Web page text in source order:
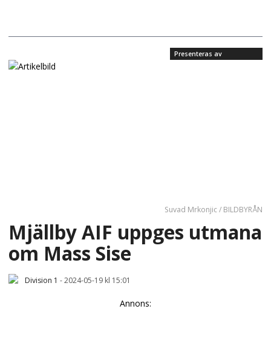
Presenteras av
Suvad Mrkonjic / BILDBYRÅN
Mjällby AIF uppges utmana
om Mass Sise
Division 1 -2024-05-19 kl 15:01
Annons: